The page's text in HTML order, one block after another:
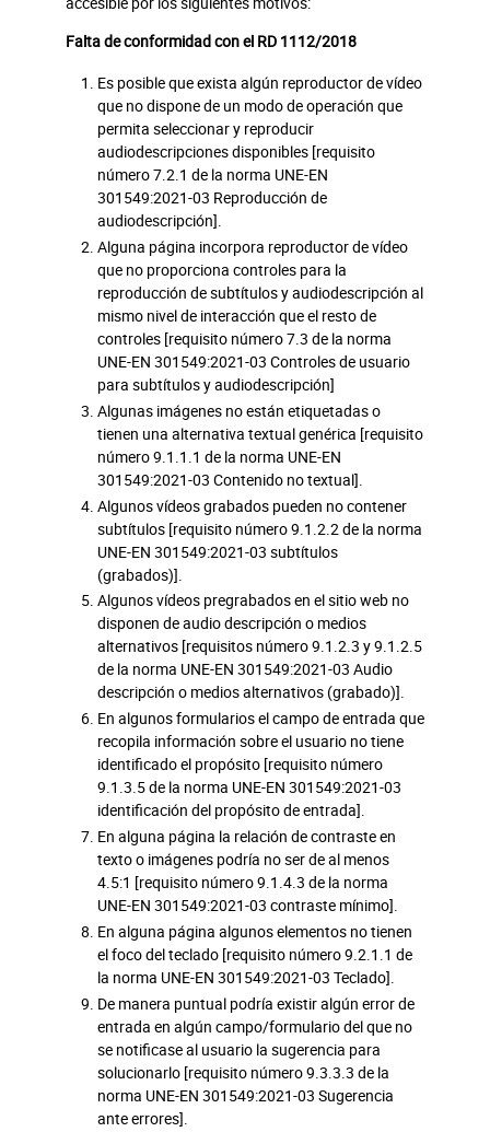
Falta de conformidad con el RD 1112/2018
Es posible que exista algún reproductor de vídeo
que no dispone de un modo de operación que
permita seleccionar y reproducir
audiodescripciones disponibles [requisito
número 7.2.1 de la norma UNE-EN
301549:2021-03 Reproducción de
audiodescripción].
Alguna página incorpora reproductor de vídeo
que no proporciona controles para la
reproducción de subtítulos y audiodescripción al
mismo nivel de interacción que el resto de
controles [requisito número 7.3 de la norma
UNE-EN 301549:2021-03 Controles de usuario
para subtítulos y audiodescripción]
Algunas imágenes no están etiquetadas o
tienen una alternativa textual genérica [requisito
número 9.1.1.1 de la norma UNE-EN
301549:2021-03 Contenido no textual].
Algunos vídeos grabados pueden no contener
subtítulos [requisito número 9.1.2.2 de la norma
UNE-EN 301549:2021-03 subtítulos
(grabados)].
Algunos vídeos pregrabados en el sitio web no
disponen de audio descripción o medios
alternativos [requisitos número 9.1.2.3 y 9.1.2.5
de la norma UNE-EN 301549:2021-03 Audio
descripción o medios alternativos (grabado)].
En algunos formularios el campo de entrada que
recopila información sobre el usuario no tiene
identificado el propósito [requisito número
9.1.3.5 de la norma UNE-EN 301549:2021-03
identificación del propósito de entrada].
En alguna página la relación de contraste en
texto o imágenes podría no ser de al menos
4.5:1 [requisito número 9.1.4.3 de la norma
UNE-EN 301549:2021-03 contraste mínimo].
En alguna página algunos elementos no tienen
el foco del teclado [requisito número 9.2.1.1 de
la norma UNE-EN 301549:2021-03 Teclado].
De manera puntual podría existir algún error de
entrada en algún campo/formulario del que no
se notificase al usuario la sugerencia para
solucionarlo [requisito número 9.3.3.3 de la
norma UNE-EN 301549:2021-03 Sugerencia
ante errores].